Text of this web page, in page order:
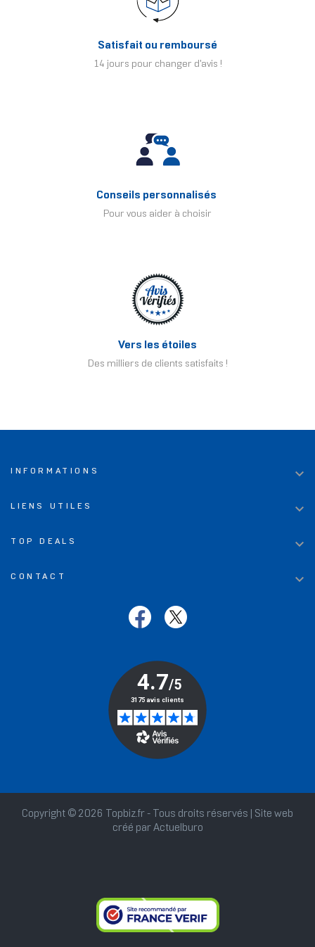
Satisfait ou remboursé
14 jours pour changer d'avis !
Conseils personnalisés
Pour vous aider à choisir
Vers les étoiles
Des milliers de clients satisfaits !
INFORMATIONS 
LIENS UTILES 
TOP DEALS 
CONTACT 
Copyright © 2026 Topbiz.fr - Tous droits réservés | Site web
créé par Actuelburo